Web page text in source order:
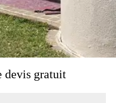
devis gratuit